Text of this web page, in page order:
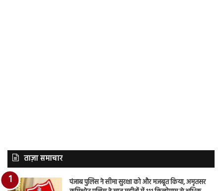
ताज़ा समाचार
पंजाब पुलिस ने सीमा सुरक्षा को और मजबूत किया, अमृतसर